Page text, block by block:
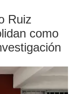
Ruiz
como